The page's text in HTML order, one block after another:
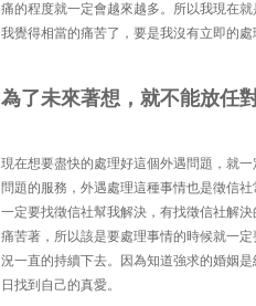
痛的程度就一定會越來越多。所以我現在
我覺得相當的痛苦了，要是我沒有立即的
為了未來著想，就不能放任
現在想要盡快的處理好這個外遇問題，就
問題的服務，外遇處理這種事情也是徵信
一定要找徵信社幫我解決，有找徵信社解
痛苦著，所以該是要處理事情的時候就一
況一直的持續下去。因為知道強求的婚姻
日找到自己的真愛。